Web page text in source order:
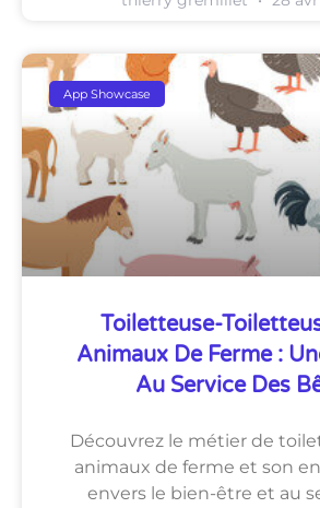
App Showcase
Toiletteuse-
Animaux De Ferme :
Au Service Des
Découvrez le métier de
animaux de ferme et son
envers le bien-être et au